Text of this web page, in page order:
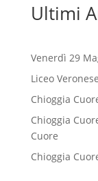
Ultimi
Venerdì 29
Liceo
Chioggia
Chioggia
Cuore
Chioggia